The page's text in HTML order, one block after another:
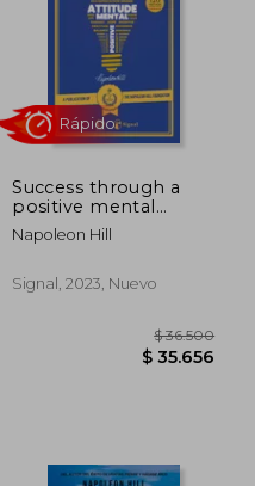
Success through a
positive mental
attitude
Napoleon Hill
Signal, 2023, Nuevo